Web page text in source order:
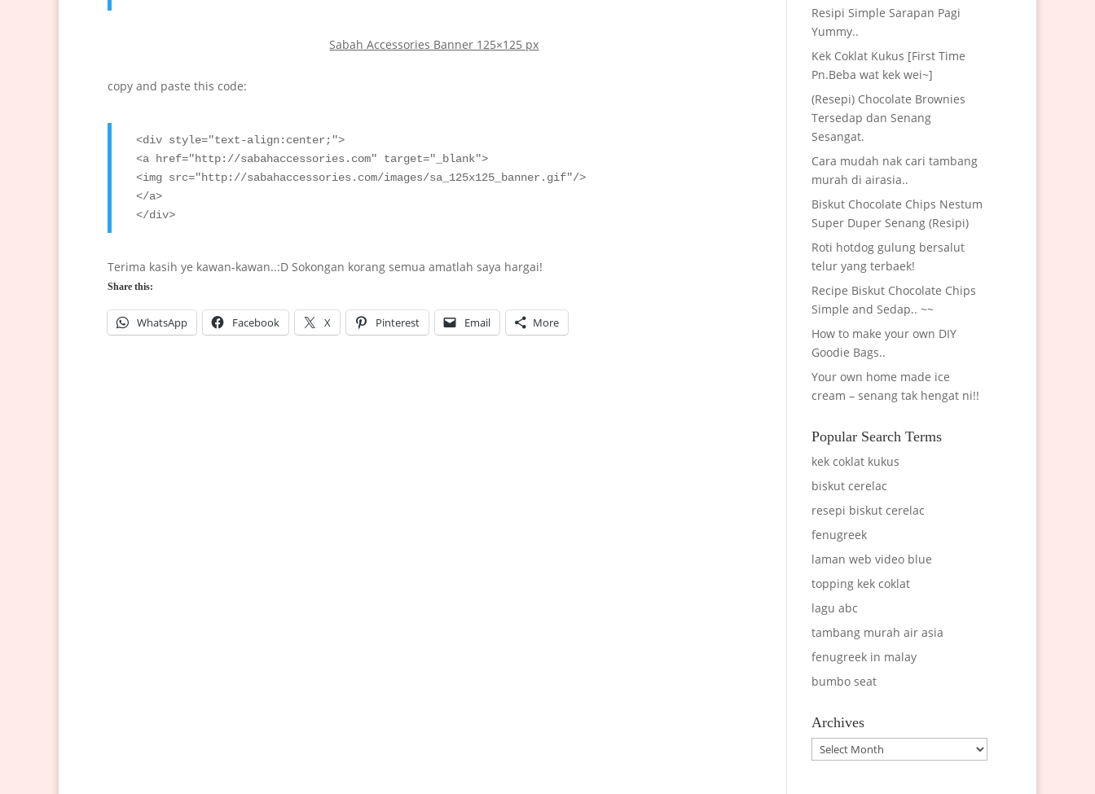
Sabah Accessories Banner 125×125 px
copy and paste this code:
<div style="text-align:center;">
<a href="http://sabahaccessories.com" target="_blank">
<img src="http://sabahaccessories.com/images/sa_125x125_banner.gif"/>
</a>
</div>
Terima kasih ye kawan-kawan..:D Sokongan korang semua amatlah saya hargai!
Share this:
WhatsApp Facebook X Pinterest Email More
Resipi Simple Sarapan Pagi
Yummy..
Kek Coklat Kukus [First Time
Pn.Beba wat kek wei~]
(Resepi) Chocolate Brownies
Tersedap dan Senang
Sesangat.
Cara mudah nak cari tambang
murah di airasia..
Biskut Chocolate Chips Nestum
Super Duper Senang (Resipi)
Roti hotdog gulung bersalut
telur yang terbaek!
Recipe Biskut Chocolate Chips
Simple and Sedap.. ~~
How to make your own DIY
Goodie Bags..
Your own home made ice
cream – senang tak hengat ni!!
Popular Search Terms
kek coklat kukus
biskut cerelac
resepi biskut cerelac
fenugreek
laman web video blue
topping kek coklat
lagu abc
tambang murah air asia
fenugreek in malay
bumbo seat
Archives
Archives